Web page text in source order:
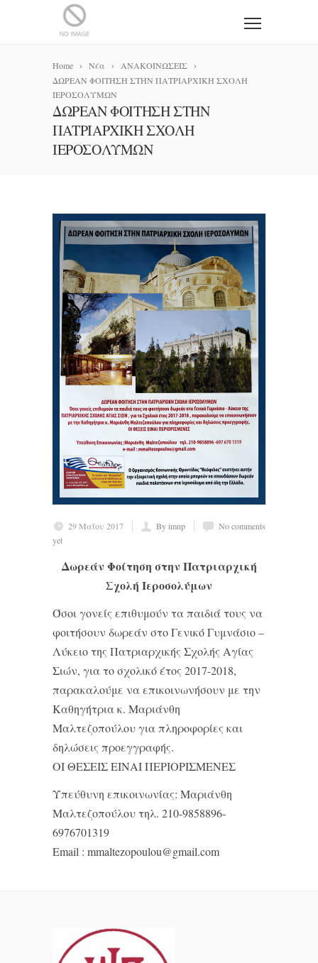
Home Νέα
ΑΝΑΚΟΙΝΩΣΕΙΣ
ΔΩΡΕΑΝ ΦΟΙΤΗΣΗ ΣΤΗΝ ΠΑΤΡΙΑΡΧΙΚΗ ΣΧΟΛΗ
ΙΕΡΟΣΟΛΥΜΩΝ
ΔΩΡΕΑΝ ΦΟΙΤΗΣΗ ΣΤΗΝ
ΠΑΤΡΙΑΡΧΙΚΗ ΣΧΟΛΗ
ΙΕΡΟΣΟΛΥΜΩΝ
29 Μαΐου 2017 By imnp
No comments
yet
Δωρεάν Φοίτηση στην Πατριαρχική
Σχολή Ιεροσολύμων
Όσοι γονείς επιθυμούν τα παιδιά τους να
φοιτήσουν δωρεάν στο Γενικό Γυμνάσιο –
Λύκειο της Πατριαρχικής Σχολής Αγίας
Σιών, για το σχολικό έτος 2017-2018,
παρακαλούμε να επικοινωνήσουν με την
Καθηγήτρια κ. Μαριάνθη
Μαλτεζοπούλου για πληροφορίες και
δηλώσεις προεγγραφής.
ΟΙ ΘΕΣΕΙΣ ΕΙΝΑΙ ΠΕΡΙΟΡΙΣΜΕΝΕΣ
Υπεύθυνη επικοινωνίας: Μαριάνθη
Μαλτεζοπούλου τηλ. 210-9858896-
6976701319
Email : mmaltezopoulou@gmail.com